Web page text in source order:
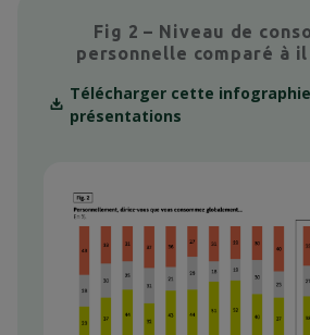
Fig 2 – Niveau de
personnelle comparé à il
Télécharger cette
présentations